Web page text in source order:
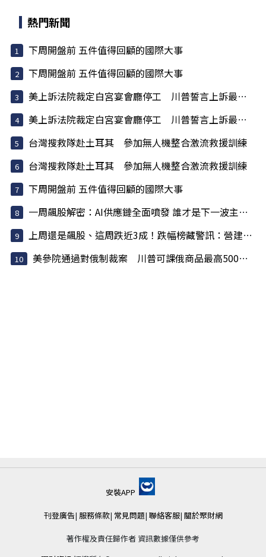
熱門新聞
下周開盤前 五件值得回顧的國際大事
下周開盤前 五件值得回顧的國際大事
美上訴法院裁定白宮宴會廳停工 川普誓言上訴最高院
美上訴法院裁定白宮宴會廳停工 川普誓言上訴最高院
台灣搜救隊赴土耳其 參加無人機整合激流救援訓練
台灣搜救隊赴土耳其 參加無人機整合激流救援訓練
下周開盤前 五件值得回顧的國際大事
一周飆股解密：AI供應鏈全面噴發 誰才是下一波主升段主角？
上周還是飆股、這周跌近3成！跌幅榜藏警訊：營建股為何...
美參院通過對俄制裁案 川普可課俄商品最高500%關稅
安裝APP
刊登廣告| 服務條款| 常見問題| 聯絡客服| 關於聚財網
著作權及責任歸作者 資訊數據僅供參考